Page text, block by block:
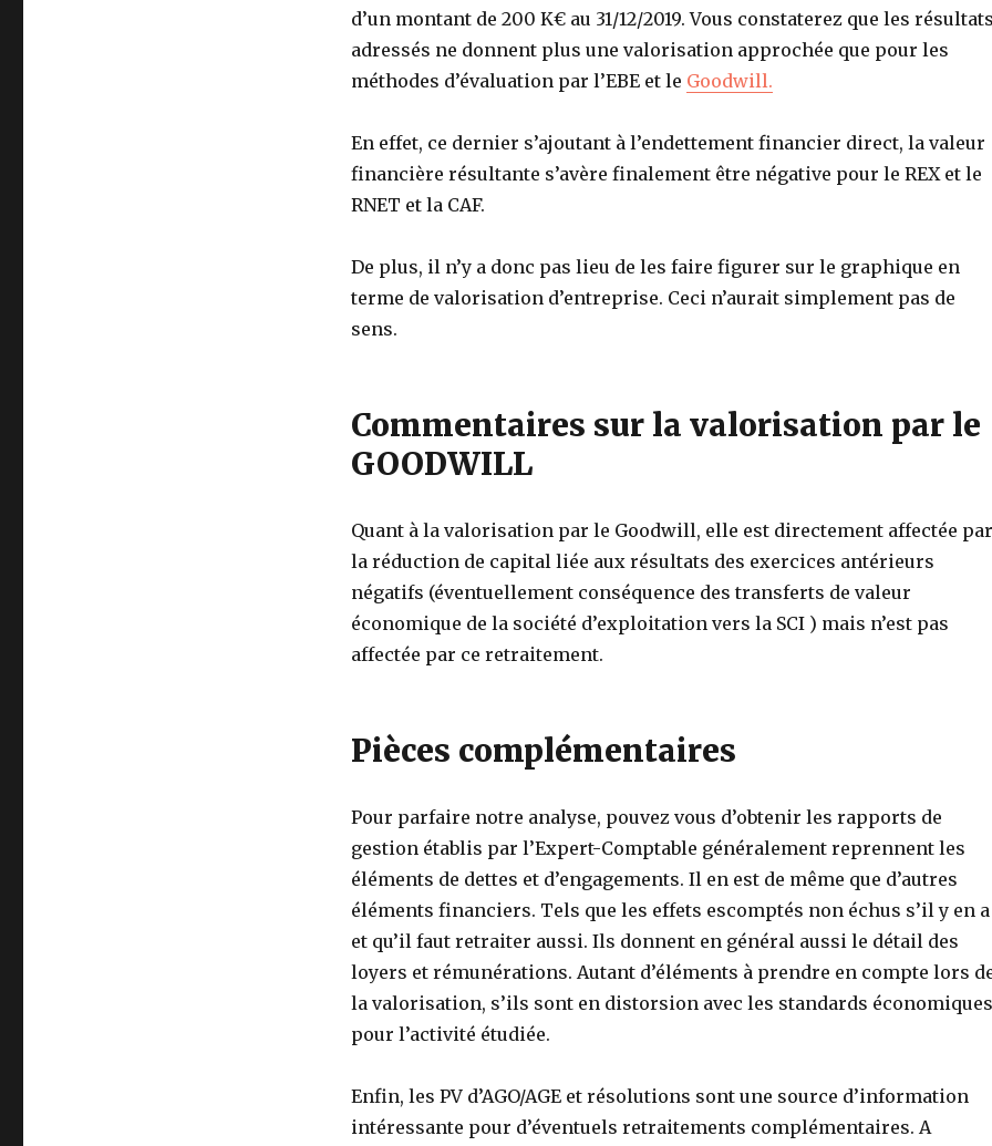
d’un montant de 200 K€ au 31/12/2019. Vous constaterez que les
adressés ne donnent plus une valorisation approchée que pour les
méthodes d’évaluation par l’EBE et le Goodwill.
En effet, ce dernier s’ajoutant à l’endettement financier direct, la valeur
financière résultante s’avère finalement être négative pour le REX et le
RNET et la CAF.
De plus, il n’y a donc pas lieu de les faire figurer sur le graphique en
terme de valorisation d’entreprise. Ceci n’aurait simplement pas de
sens.
Commentaires sur la valorisation par le
GOODWILL
Quant à la valorisation par le Goodwill, elle est directement affectée par
la réduction de capital liée aux résultats des exercices antérieurs
négatifs (éventuellement conséquence des transferts de valeur
économique de la société d’exploitation vers la SCI ) mais n’est pas
affectée par ce retraitement.
Pièces complémentaires
Pour parfaire notre analyse, pouvez vous d’obtenir les rapports de
gestion établis par l’Expert-Comptable généralement reprennent les
éléments de dettes et d’engagements. Il en est de même que d’autres
éléments financiers. Tels que les effets escomptés non échus s’il y en a
et qu’il faut retraiter aussi. Ils donnent en général aussi le détail des
loyers et rémunérations. Autant d’éléments à prendre en compte lors
la valorisation, s’ils sont en distorsion avec les standards économiques
pour l’activité étudiée.
Enfin, les PV d’AGO/AGE et résolutions sont une source d’information
intéressante pour d’éventuels retraitements complémentaires. A